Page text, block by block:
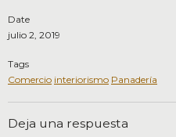
Date
julio 2, 2019
Tags
Comercio interiorismo Panadería
Deja una respuesta